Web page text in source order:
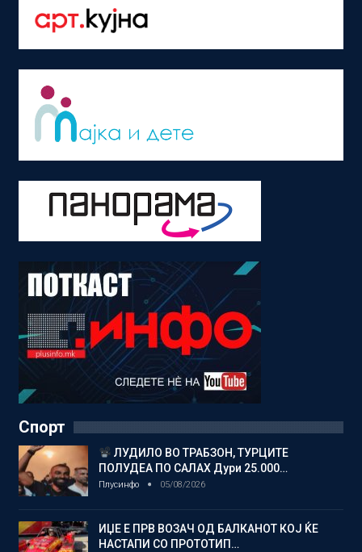
Спорт
ЛУДИЛО ВО ТРАБЗОН, ТУРЦИТЕ
ПОЛУДЕА ПО САЛАХ Дури 25.000…
Плусинфо 05/08/2026
ИЏЕ Е ПРВ ВОЗАЧ ОД БАЛКАНОТ КОЈ ЌЕ
НАСТАПИ СО ПРОТОТИП…